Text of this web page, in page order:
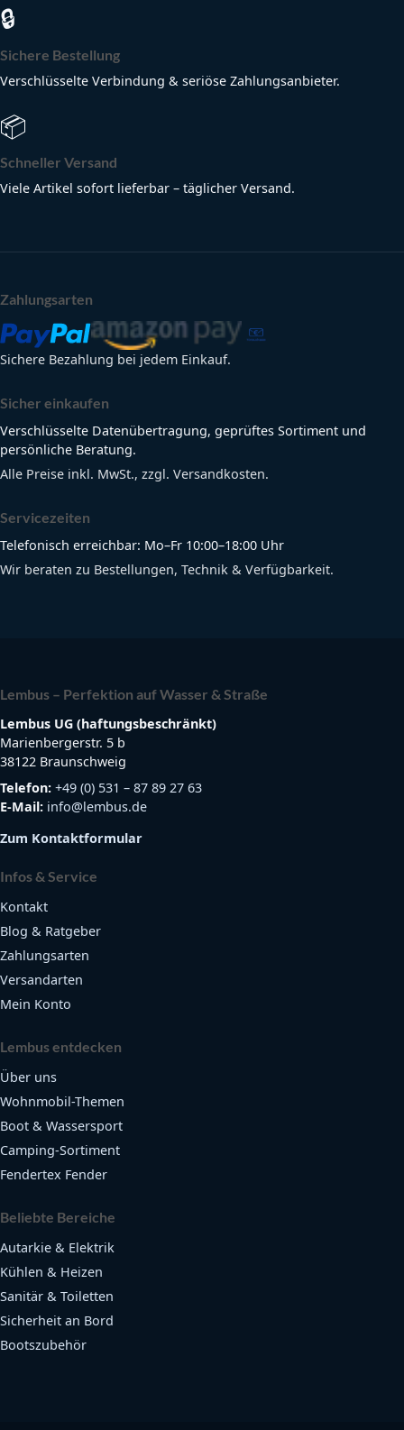
🔒
Sichere Bestellung
Verschlüsselte Verbindung & seriöse Zahlungsanbieter.
📦
Schneller Versand
Viele Artikel sofort lieferbar – täglicher Versand.
Zahlungsarten
Sichere Bezahlung bei jedem Einkauf.
Sicher einkaufen
Verschlüsselte Datenübertragung, geprüftes Sortiment und
persönliche Beratung.
Alle Preise inkl. MwSt., zzgl. Versandkosten.
Servicezeiten
Telefonisch erreichbar: Mo–Fr 10:00–18:00 Uhr
Wir beraten zu Bestellungen, Technik & Verfügbarkeit.
Lembus – Perfektion auf Wasser & Straße
Lembus UG (haftungsbeschränkt)
Marienbergerstr. 5 b
38122 Braunschweig
Telefon: +49 (0) 531 – 87 89 27 63
E-Mail: info@lembus.de
Zum Kontaktformular
Infos & Service
Kontakt
Blog & Ratgeber
Zahlungsarten
Versandarten
Mein Konto
Lembus entdecken
Über uns
Wohnmobil-Themen
Boot & Wassersport
Camping-Sortiment
Fendertex Fender
Beliebte Bereiche
Autarkie & Elektrik
Kühlen & Heizen
Sanitär & Toiletten
Sicherheit an Bord
Bootszubehör